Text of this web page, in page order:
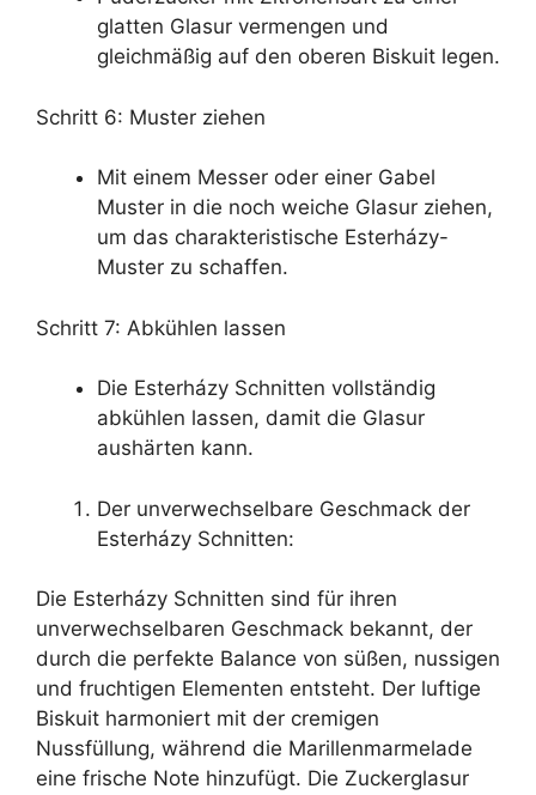
glatten Glasur vermengen und
gleichmäßig auf den oberen Biskuit legen.
Schritt 6: Muster ziehen
Mit einem Messer oder einer Gabel
Muster in die noch weiche Glasur ziehen,
um das charakteristische Esterházy-
Muster zu schaffen.
Schritt 7: Abkühlen lassen
Die Esterházy Schnitten vollständig
abkühlen lassen, damit die Glasur
aushärten kann.
Der unverwechselbare Geschmack der
Esterházy Schnitten:
Die Esterházy Schnitten sind für ihren
unverwechselbaren Geschmack bekannt, der
durch die perfekte Balance von süßen, nussigen
und fruchtigen Elementen entsteht. Der luftige
Biskuit harmoniert mit der cremigen
Nussfüllung, während die Marillenmarmelade
eine frische Note hinzufügt. Die Zuckerglasur